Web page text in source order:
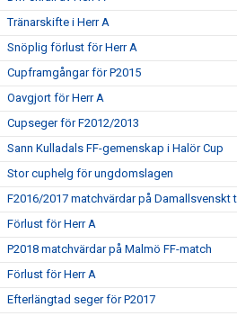
Tränarskifte i Herr A
Snöplig förlust för Herr A
Cupframgångar för P2015
Oavgjort för Herr A
Cupseger för F2012/2013
Sann Kulladals FF-gemenskap i Halör Cup
Stor cuphelg för ungdomslagen
F2016/2017 matchvärdar på Damallsvenskt
Förlust för Herr A
P2018 matchvärdar på Malmö FF-match
Förlust för Herr A
Efterlängtad seger för P2017